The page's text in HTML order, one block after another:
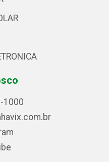
1000